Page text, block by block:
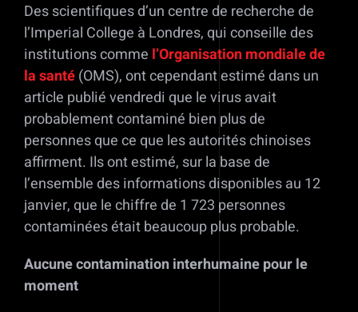
Des scientifiques d’un centre de recherche de
l’Imperial College à Londres, qui conseille des
institutions comme l’Organisation mondiale de
la santé(OMS), ont cependant estimé dans un
article publié vendredi que le virus avait
probablement contaminé bien plus de
personnes que ce que les autorités chinoises
affirment. Ils ont estimé, sur la base de
l’ensemble des informations disponibles au 12
janvier, que le chiffre de 1 723 personnes
contaminées était beaucoup plus probable.
Aucune contamination interhumaine pour le
moment